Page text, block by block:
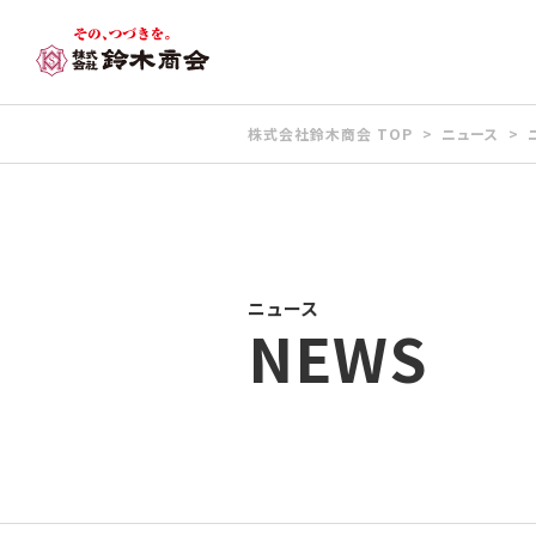
株式会社鈴木商会 TOP ニュース
ニュース
NEWS